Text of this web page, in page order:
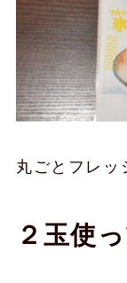
丸ごとフレッ
２玉使